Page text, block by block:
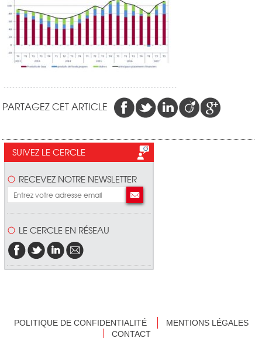
PARTAGEZ CET ARTICLE
SUIVEZ LE CERCLE
RECEVEZ NOTRE NEWSLETTER
LE CERCLE EN RÉSEAU
POLITIQUE DE CONFIDENTIALITÉ
MENTIONS LÉGALES
CONTACT